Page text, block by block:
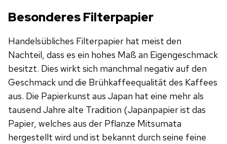
Besonderes Filterpapier
Handelsübliches Filterpapier hat meist den
Nachteil, dass es ein hohes Maß an Eigengeschmack
besitzt. Dies wirkt sich manchmal negativ auf den
Geschmack und die Brühkaffeequalität des Kaffees
aus. Die Papierkunst aus Japan hat eine mehr als
tausend Jahre alte Tradition (Japanpapier ist das
Papier, welches aus der Pflanze Mitsumata
hergestellt wird und ist bekannt durch seine feine